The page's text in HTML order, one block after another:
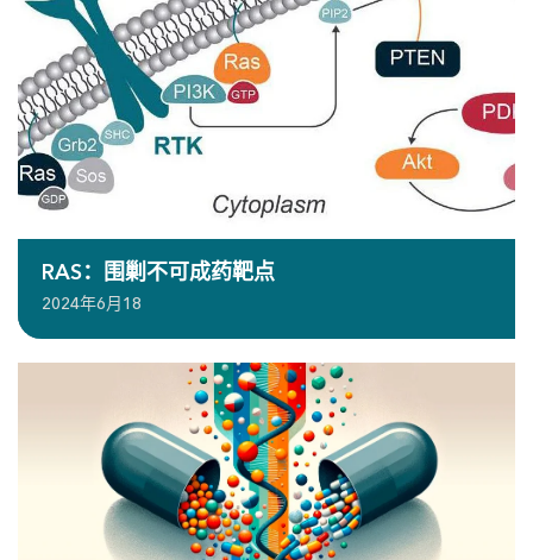
RAS：围剿不可成药靶点
2024年6月18